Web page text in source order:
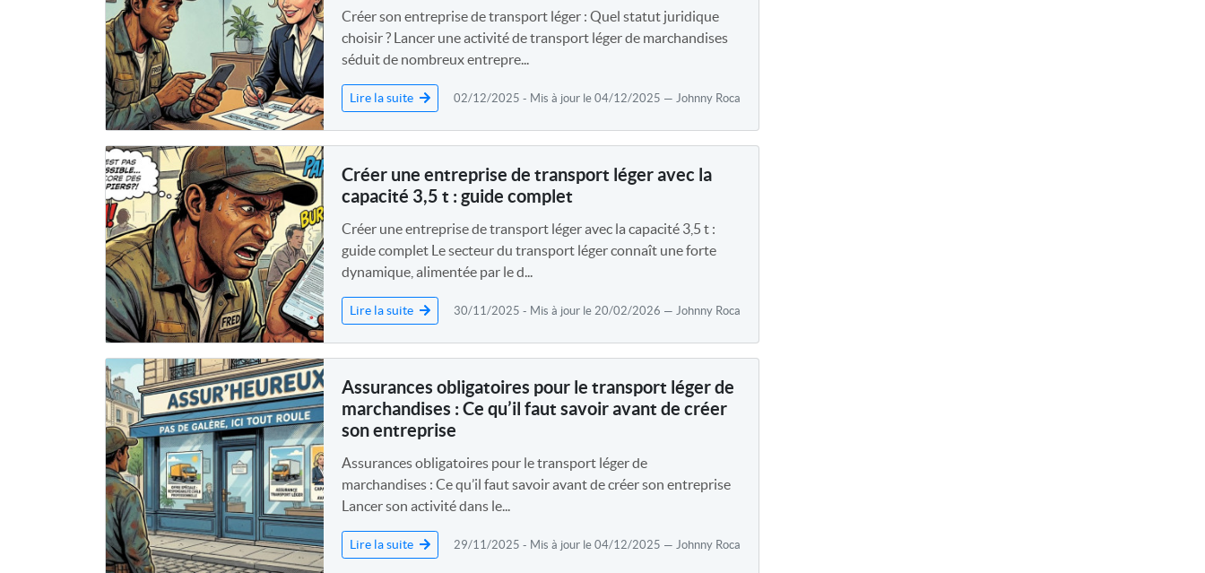
Créer son entreprise de transport léger : Quel statut juridique
choisir ? Lancer une activité de transport léger de marchandises
séduit de nombreux entrepre...
Lire la suite 02/12/2025 - Mis à jour le 04/12/2025 — Johnny Roca
Créer une entreprise de transport léger avec la
capacité 3,5 t : guide complet
Créer une entreprise de transport léger avec la capacité 3,5 t :
guide complet Le secteur du transport léger connaît une forte
dynamique, alimentée par le d...
Lire la suite 30/11/2025 - Mis à jour le 20/02/2026 — Johnny Roca
Assurances obligatoires pour le transport léger de
marchandises : Ce qu’il faut savoir avant de créer
son entreprise
Assurances obligatoires pour le transport léger de
marchandises : Ce qu’il faut savoir avant de créer son entreprise
Lancer son activité dans le...
Lire la suite 29/11/2025 - Mis à jour le 04/12/2025 — Johnny Roca